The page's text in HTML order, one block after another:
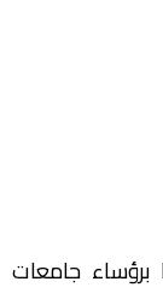
برؤساء جامعات